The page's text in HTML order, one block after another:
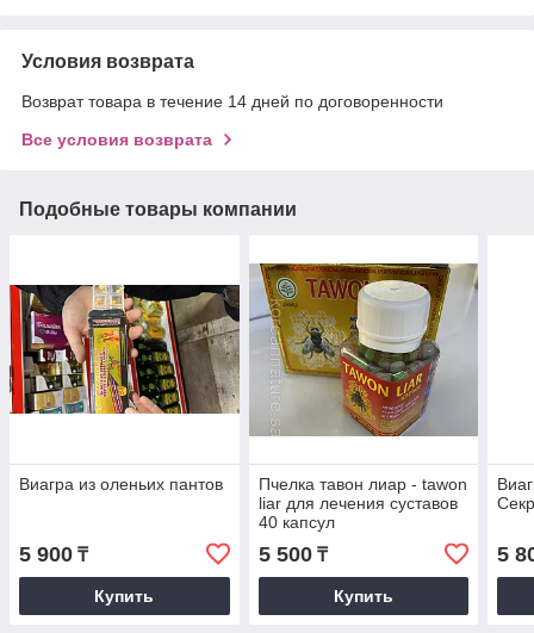
Условия возврата
Возврат товара в течение 14 дней по договоренности
Все условия возврата
Подобные товары компании
Виагра из оленьих пантов
5 900 ₸
Купить
Пчелка тавон лиар - tawon
liar для лечения суставов
40 капсул
5 500₸
Купить
5